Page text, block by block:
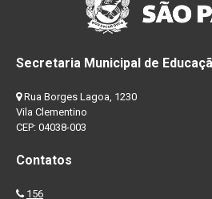
Secretaria Municipal de
Rua Borges Lagoa, 1230
Vila Clementino
CEP: 04038-003
Contatos
156